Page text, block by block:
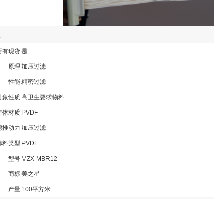
有现货是
原理 加压过滤
性能精密过滤
象性质高卫生要求物料
体材质 PVDF
推动力 加压过滤
料类型 PVDF
型号 MZX-MBR12
商标美之星
产量 100平方米